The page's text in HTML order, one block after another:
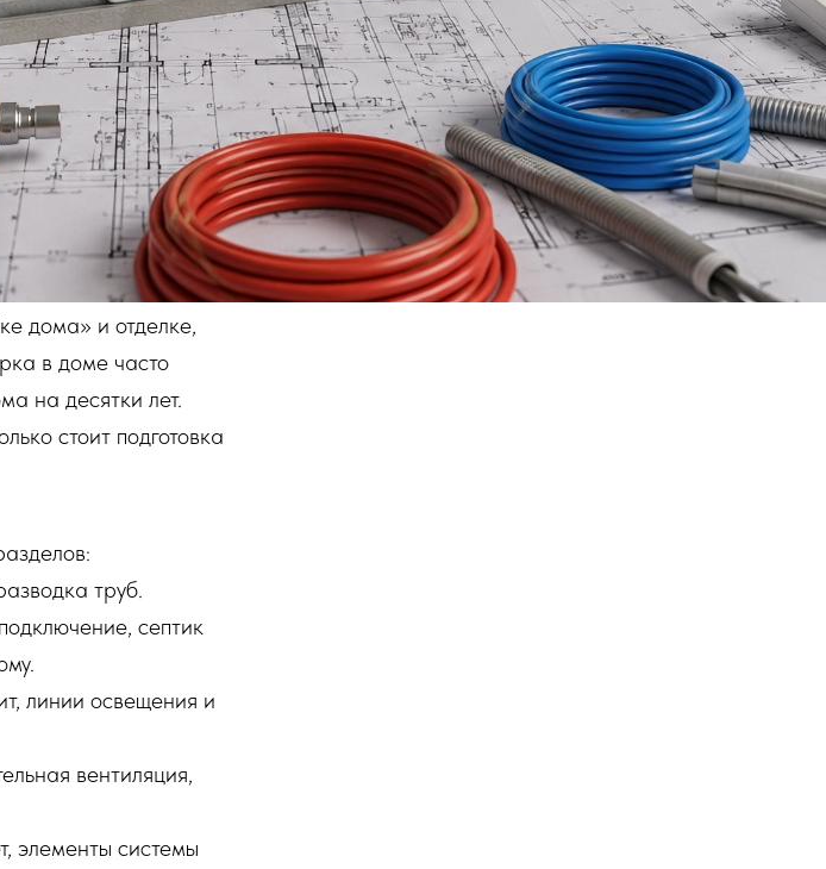
дома» и отделке,
в доме часто
на десятки лет.
стоит подготовка
труб.
септик
линии освещения и
вентиляция,
элементы системы